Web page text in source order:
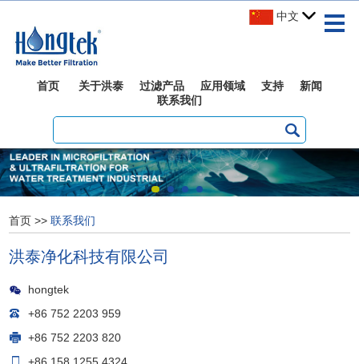
中文
首页 关于洪泰 过滤产品 应用领域 支持
新闻
联系我们
首页 >>联系我们
洪泰净化科技有限公司
hongtek
+86 752 2203 959
+86 752 2203 820